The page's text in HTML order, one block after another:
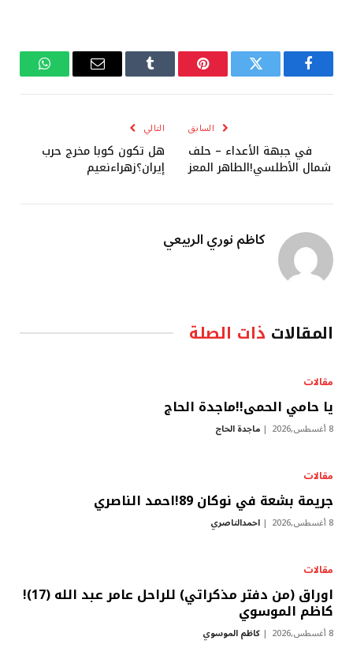
فيسبوك تويتر بينتيريستTumblr
البريد
واتساب
السابق
في جبهة الأعداء – حلف
شمال الأطلسي!الطاهر المعز
التالي
هل تكون كوبا مخرج حرب
إيران؟زهراءنعيم
كاظم نوري الربيعي
المقالات ذات الصلة
مقالات
يا حامي الحمى!!ماجدة الحاج
8 أغسطس,2026 ماجدة الحاج
مقالات
جريمة بشعة في نوكان 89!احمد الناصري
8 أغسطس,2026 احمدالناصري
مقالات
اوراق (من دفتر مذكراتي) للراحل عامر عبد الله (17)!
كاظم الموسوي
8 أغسطس,2026 كاظم الموسوي